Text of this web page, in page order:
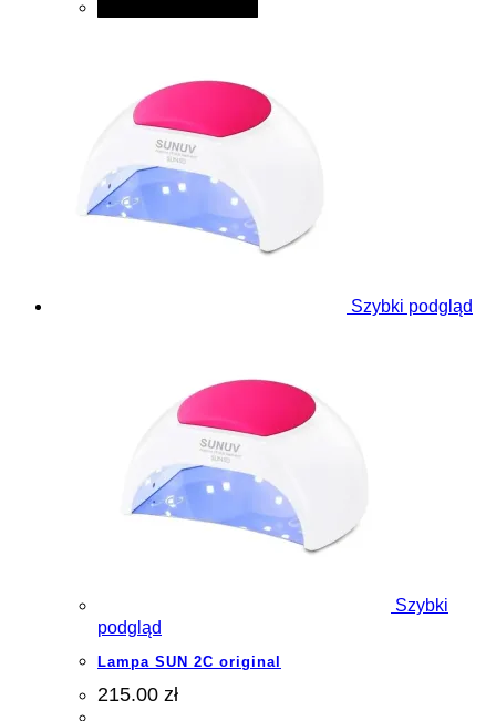
Szybki podgląd
Szybki
podgląd
Lampa SUN 2C original
215.00 zł